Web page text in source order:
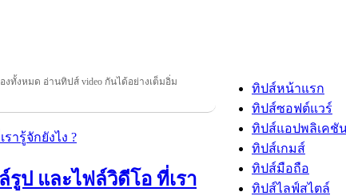
งทั้งหมด อ่านทิปส์ video กันได้อย่างเต็มอิ่ม
รูป และไฟล์วิดีโอ ที่เรา
ทิปส์หน้าแรก
ทิปส์ซอฟต์แวร์
ทิปส์แอปพลิเคชั
ทิปส์เกมส์
ทิปส์มือถือ
ทิปส์ไลฟ์สไตล์